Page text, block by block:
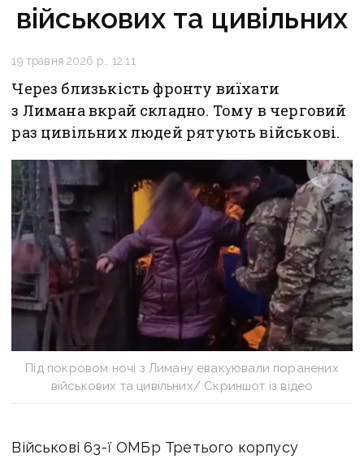
військових та цивільних
19 травня 2026 р., 12:11
Через близькість фронту виїхати
з Лимана вкрай складно. Тому в черговий
раз цивільних людей рятують військові.
Під покровом ночі з Лиману евакуювали поранених
військових та цивільних/ Скриншот із відео
Військові 63-ї ОМБр Третього корпусу